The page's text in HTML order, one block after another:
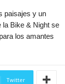
paisajes y un
la Bike & Night se
los amantes
Twitter